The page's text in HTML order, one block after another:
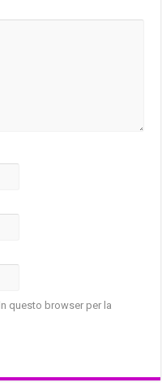
questo browser per la